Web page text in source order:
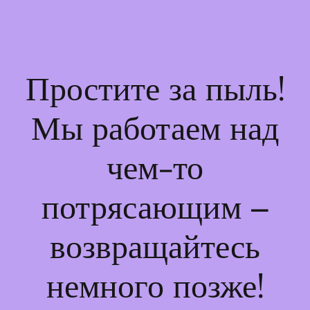
Простите за пыль!
Мы работаем над
чем-то
потрясающим –
возвращайтесь
немного позже!